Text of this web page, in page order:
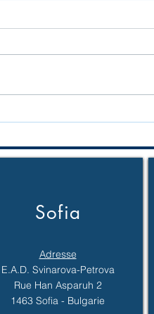
Vente d’un
par un
Sofia
Adresse
E.A.D. Svinarova-Petrova
Rue Han Asparuh 2
1463 Sofia - Bulgarie